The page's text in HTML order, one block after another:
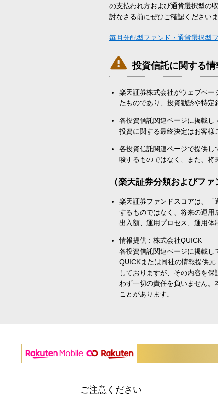
の支払われ方および通貨選択型の
討なさる前にぜひご確認ください
毎月分配型ファンド・通貨選択型
 投資信託に関する
楽天証券株式会社がウェブペ
たものであり、投資勧誘や特
各投資信託関連ページに掲載
投資に関する最終決定はお客
各投資信託関連ページで提供
唆するものではなく、また、
（楽天証券分類およびフ
楽天証券ファンドスコアは、
するものではなく、将来の運
出入額、運用プロセス、運用
情報提供：株式会社QUICK
各投資信託関連ページに掲載
QUICKまたは同社の情報提供
しておりますが、その内容を
わず一切の責任を負いません
ことがあります。
ご注意ください